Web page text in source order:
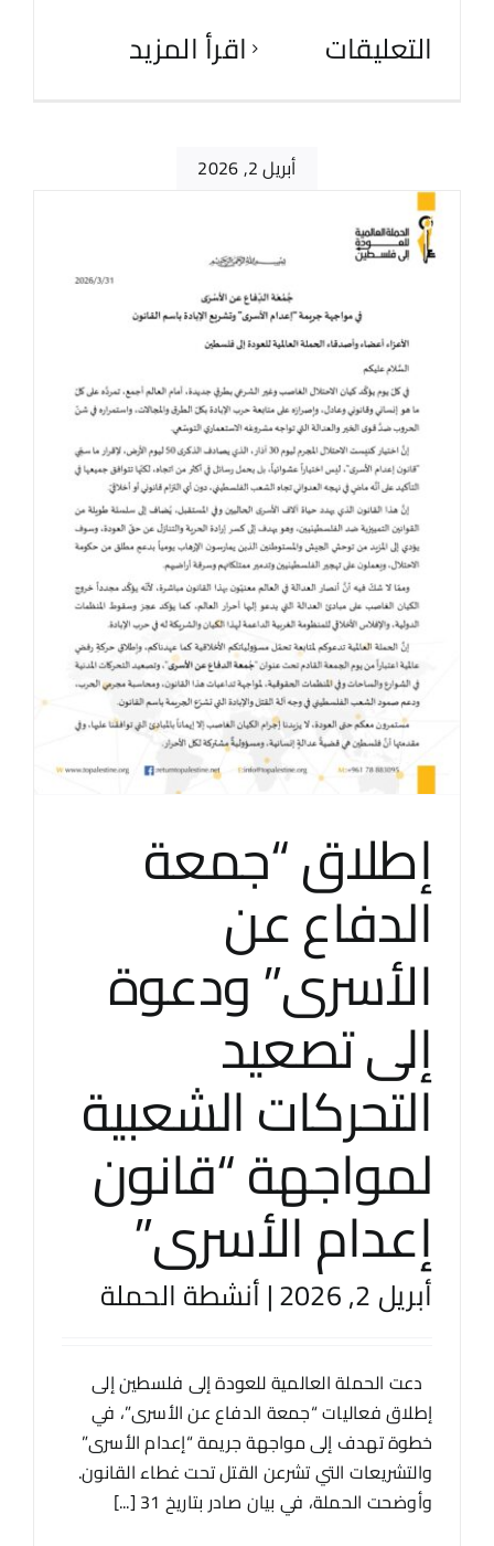
‫اقرأ المزيد التعليقات
أبريل 2, 2026
إطلاق “جمعة
الدفاع عن
الأسرى” ودعوة
إلى تصعيد
التحركات الشعبية
لمواجهة “قانون
إعدام الأسرى”
أبريل 2, 2026 |أنشطة الحملة
دعت الحملة العالمية للعودة إلى فلسطين إلى
إطلاق فعاليات “جمعة الدفاع عن الأسرى”، في
خطوة تهدف إلى مواجهة جريمة “إعدام الأسرى”
والتشريعات التي تشرعن القتل تحت غطاء القانون.
وأوضحت الحملة، في بيان صادر بتاريخ 31 [...]